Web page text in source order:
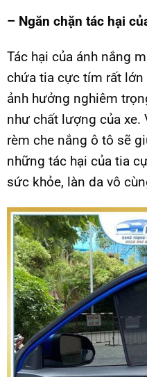
– Ngăn chặn tác hại
Tác hại của ánh nắng
chứa tia cực tím rất lớn
ảnh hưởng nghiêm
như chất lượng của xe.
rèm che nắng ô tô sẽ
những tác hại của tia
sức khỏe, làn da vô